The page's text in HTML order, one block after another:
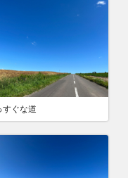
すぐな道